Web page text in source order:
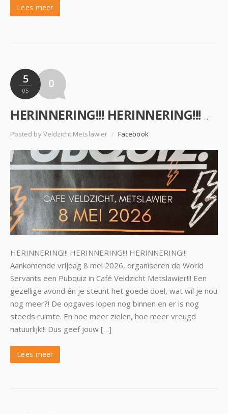
Lees meer
5
05
0
HERINNERING!!! HERINNERING!!! HERINNERING!!! Aankomende vrijdag 8 mei 2026, organiseren de World Se…
Posted by Veldzicht Metslawier / Facebook
HERINNERING!!! HERINNERING!!! HERINNERING!!!
Aankomende vrijdag 8 mei 2026, organiseren de World
Servants een Pubquiz in Café Veldzicht Metslawier!!! Een
gezellige avond én je steunt het goede doel, wat wil je nou
nog meer?! De opgaves lopen nog binnen en er is nog
steeds ruimte. En hoe meer zielen, hoe meer vreugd
natuurlijk!!! Dus geef jouw […]
Lees meer